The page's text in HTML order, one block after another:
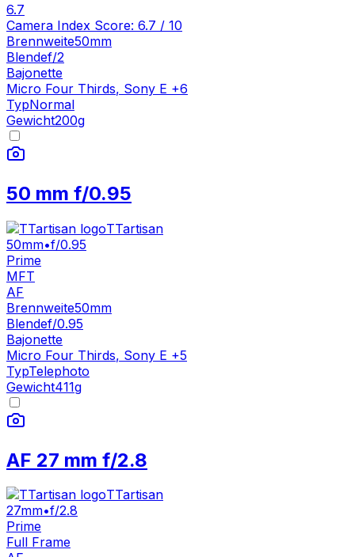
6.7
Camera Index Score: 6.7 / 10
Brennweite50mm
Blendef/2
Bajonette
Micro Four Thirds, Sony E +6
TypNormal
Gewicht200g
50 mm f/0.95
TTartisan
50mm•f/0.95
Prime
MFT
AF
Brennweite50mm
Blendef/0.95
Bajonette
Micro Four Thirds, Sony E +5
TypTelephoto
Gewicht411g
AF 27 mm f/2.8
TTartisan
27mm•f/2.8
Prime
Full Frame